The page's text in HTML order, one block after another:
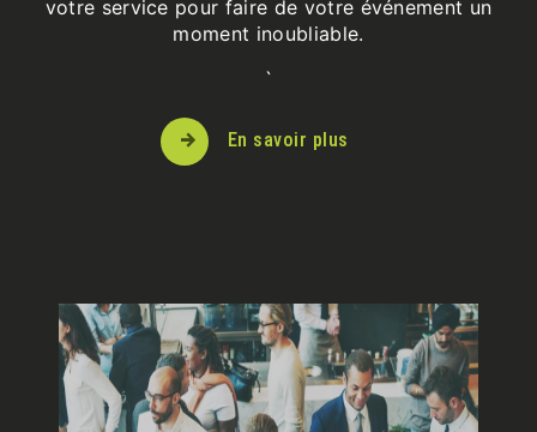
votre service pour faire de votre événement un
moment inoubliable.
`
En savoir plus